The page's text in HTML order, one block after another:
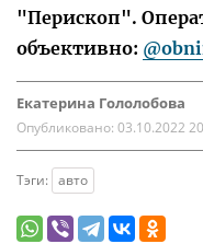
"Перископ".
объективно:
Екатерина Гололобова
Опубликовано: 03.10.2022
Тэги: авто